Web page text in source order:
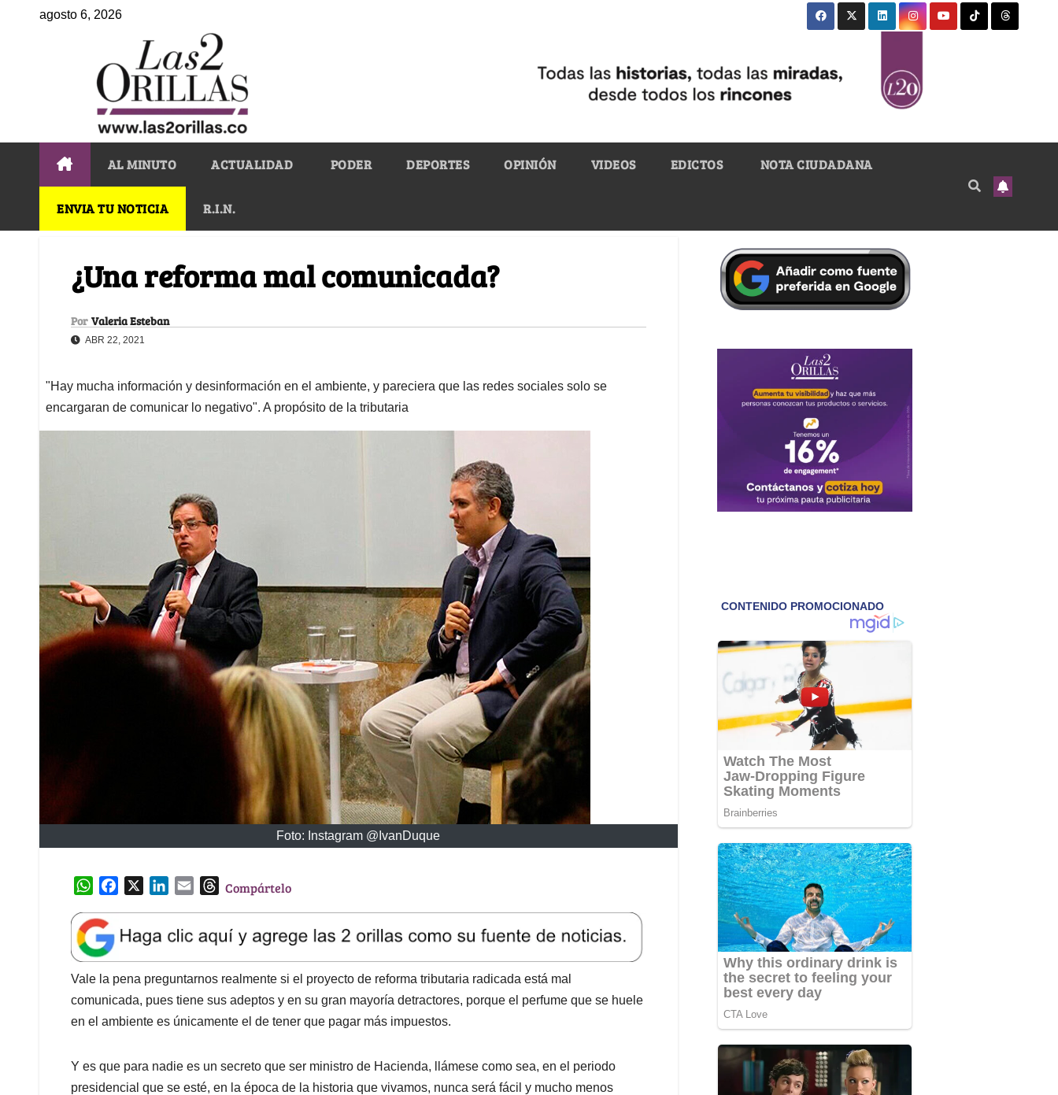
agosto 6, 2026
AL MINUTO ACTUALIDAD PODER DEPORTES OPINIÓN VIDEOS EDICTOS NOTA CIUDADANA
ENVIA TU NOTICIA R.I.N.
¿Una reforma mal comunicada?
Por Valeria Esteban
ABR 22, 2021
"Hay mucha información y desinformación en el ambiente, y pareciera que las redes sociales solo se
encargaran de comunicar lo negativo". A propósito de la tributaria
Foto: Instagram @IvanDuque
W
a
t
s
A
p
p
e
b
o
o
k
k
e
d
I
n
l
T
e
a
d
s
Compártelo
Vale la pena preguntarnos realmente si el proyecto de reforma tributaria radicada está mal
comunicada, pues tiene sus adeptos y en su gran mayoría detractores, porque el perfume que se huele
en el ambiente es únicamente el de tener que pagar más impuestos.
Y es que para nadie es un secreto que ser ministro de Hacienda, llámese como sea, en el periodo
presidencial que se esté, en la época de la historia que vivamos, nunca será fácil y mucho menos